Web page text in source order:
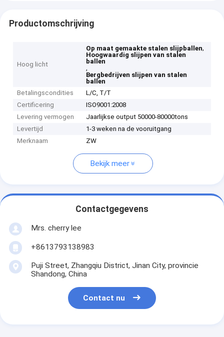
Productomschrijving
Hoog licht
Op maat gemaakte stalen slijpballen,
Hoogwaardig slijpen van stalen
ballen
,
Bergbedrijven slijpen van stalen
ballen
Betalingscondities
L/C, T/T
Certificering
ISO9001:2008
Levering vermogen
Jaarlijkse output 50000-80000tons
Levertijd
1-3 weken na de vooruitgang
Merknaam
ZW
Bekijk meer
Contactgegevens
Mrs. cherry lee
+8613793138983
Puji Street, Zhangqiu District, Jinan City, provincie
Shandong, China
Contact nu